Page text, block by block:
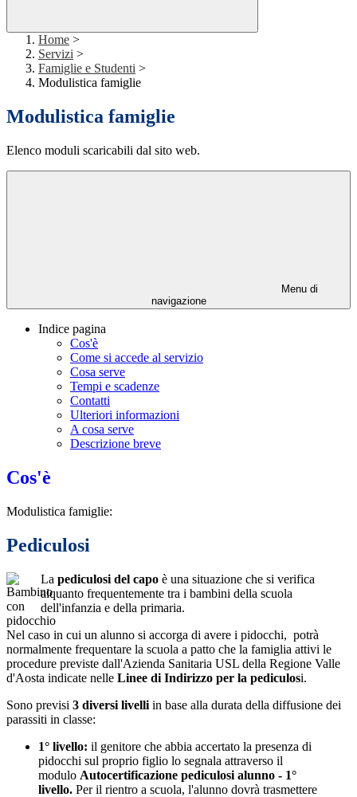
Home >
Servizi >
Famiglie e Studenti >
Modulistica famiglie
Modulistica famiglie
Elenco moduli scaricabili dal sito web.
Menu di
navigazione
Indice pagina
Cos'è
Come si accede al servizio
Cosa serve
Tempi e scadenze
Contatti
Ulteriori informazioni
A cosa serve
Descrizione breve
Cos'è
Modulistica famiglie:
Pediculosi
Lapediculosi del capoè una situazione che si verifica
alquanto frequentemente tra i bambini della scuola
dell'infanzia e della primaria.
Nel caso in cui un alunno si accorga di avere i pidocchi, potrà
normalmente frequentare la scuola a patto che la famiglia attivi le
procedure previste dall'Azienda Sanitaria USL della Regione Valle
d'Aosta indicate nelle Linee di Indirizzo per la pediculosi.
Sono previsi 3 diversi livelli in base alla durata della diffusione dei
parassiti in classe:
1° livello: il genitore che abbia accertato la presenza di
pidocchi sul proprio figlio lo segnala attraverso il
modulo Autocertificazione pediculosi alunno - 1°
livello. Per il rientro a scuola, l'alunno dovrà trasmettere